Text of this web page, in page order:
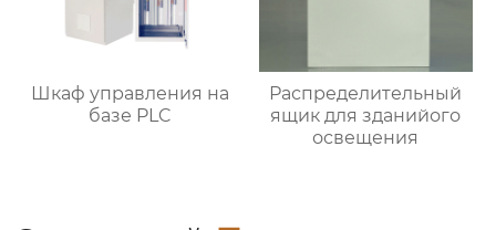
Шкаф управления на
базе PLC
Распределительный
ящик для зданийого
освещения